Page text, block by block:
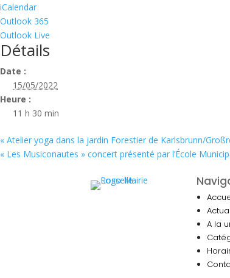
iCalendar
Outlook 365
Outlook Live
Détails
Date :
15/05/2022
Heure :
11 h 30 min
« Atelier yoga dans la jardin Forestier de Karlsbrunn/
« Les Musiconautes » concert présenté par l’École
A la